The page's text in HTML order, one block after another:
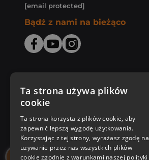
[email protected]
Bądź z nami na bieżąco
Zakupy u nas
Nasza oferta
Nasi autorzy
Ta strona używa plików
cookie
Ta strona korzysta z plików cookie, aby
zapewnić lepszą wygodę użytkowania.
Korzystając z tej strony, wyrażasz zgodę na
używanie przez nas wszystkich plików
cookie zgodnie z warunkami naszej polityki